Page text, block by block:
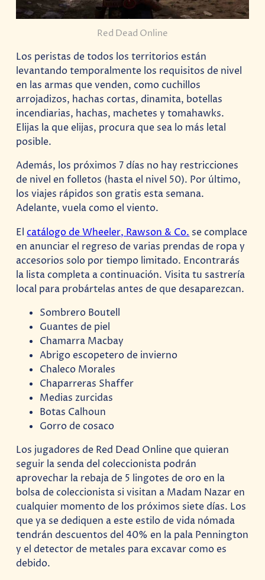
Red Dead Online
Los peristas de todos los territorios están
levantando temporalmente los requisitos de nivel
en las armas que venden, como cuchillos
arrojadizos, hachas cortas, dinamita, botellas
incendiarias, hachas, machetes y tomahawks.
Elijas la que elijas, procura que sea lo más letal
posible.
Además, los próximos 7 días no hay restricciones
de nivel en folletos (hasta el nivel 50). Por último,
los viajes rápidos son gratis esta semana.
Adelante, vuela como el viento.
Elcatálogo de Wheeler, Rawson & Co. se complace
en anunciar el regreso de varias prendas de ropa y
accesorios solo por tiempo limitado. Encontrarás
la lista completa a continuación. Visita tu sastrería
local para probártelas antes de que desaparezcan.
Sombrero Boutell
Guantes de piel
Chamarra Macbay
Abrigo escopetero de invierno
Chaleco Morales
Chaparreras Shaffer
Medias zurcidas
Botas Calhoun
Gorro de cosaco
Los jugadores de Red Dead Online que quieran
seguir la senda del coleccionista podrán
aprovechar la rebaja de 5 lingotes de oro en la
bolsa de coleccionista si visitan a Madam Nazar en
cualquier momento de los próximos siete días. Los
que ya se dediquen a este estilo de vida nómada
tendrán descuentos del 40% en la pala Pennington
y el detector de metales para excavar como es
debido.